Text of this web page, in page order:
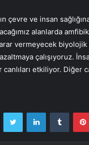
çevre ve insan
alanlarda
vermeyecek
çalışıyoruz.
canlıları etkiliyor. Diğer
Twitter LinkedInTumblr